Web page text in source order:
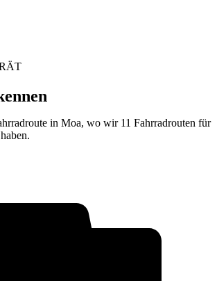
in Moa, wo wir 11 Fahrradrouten für